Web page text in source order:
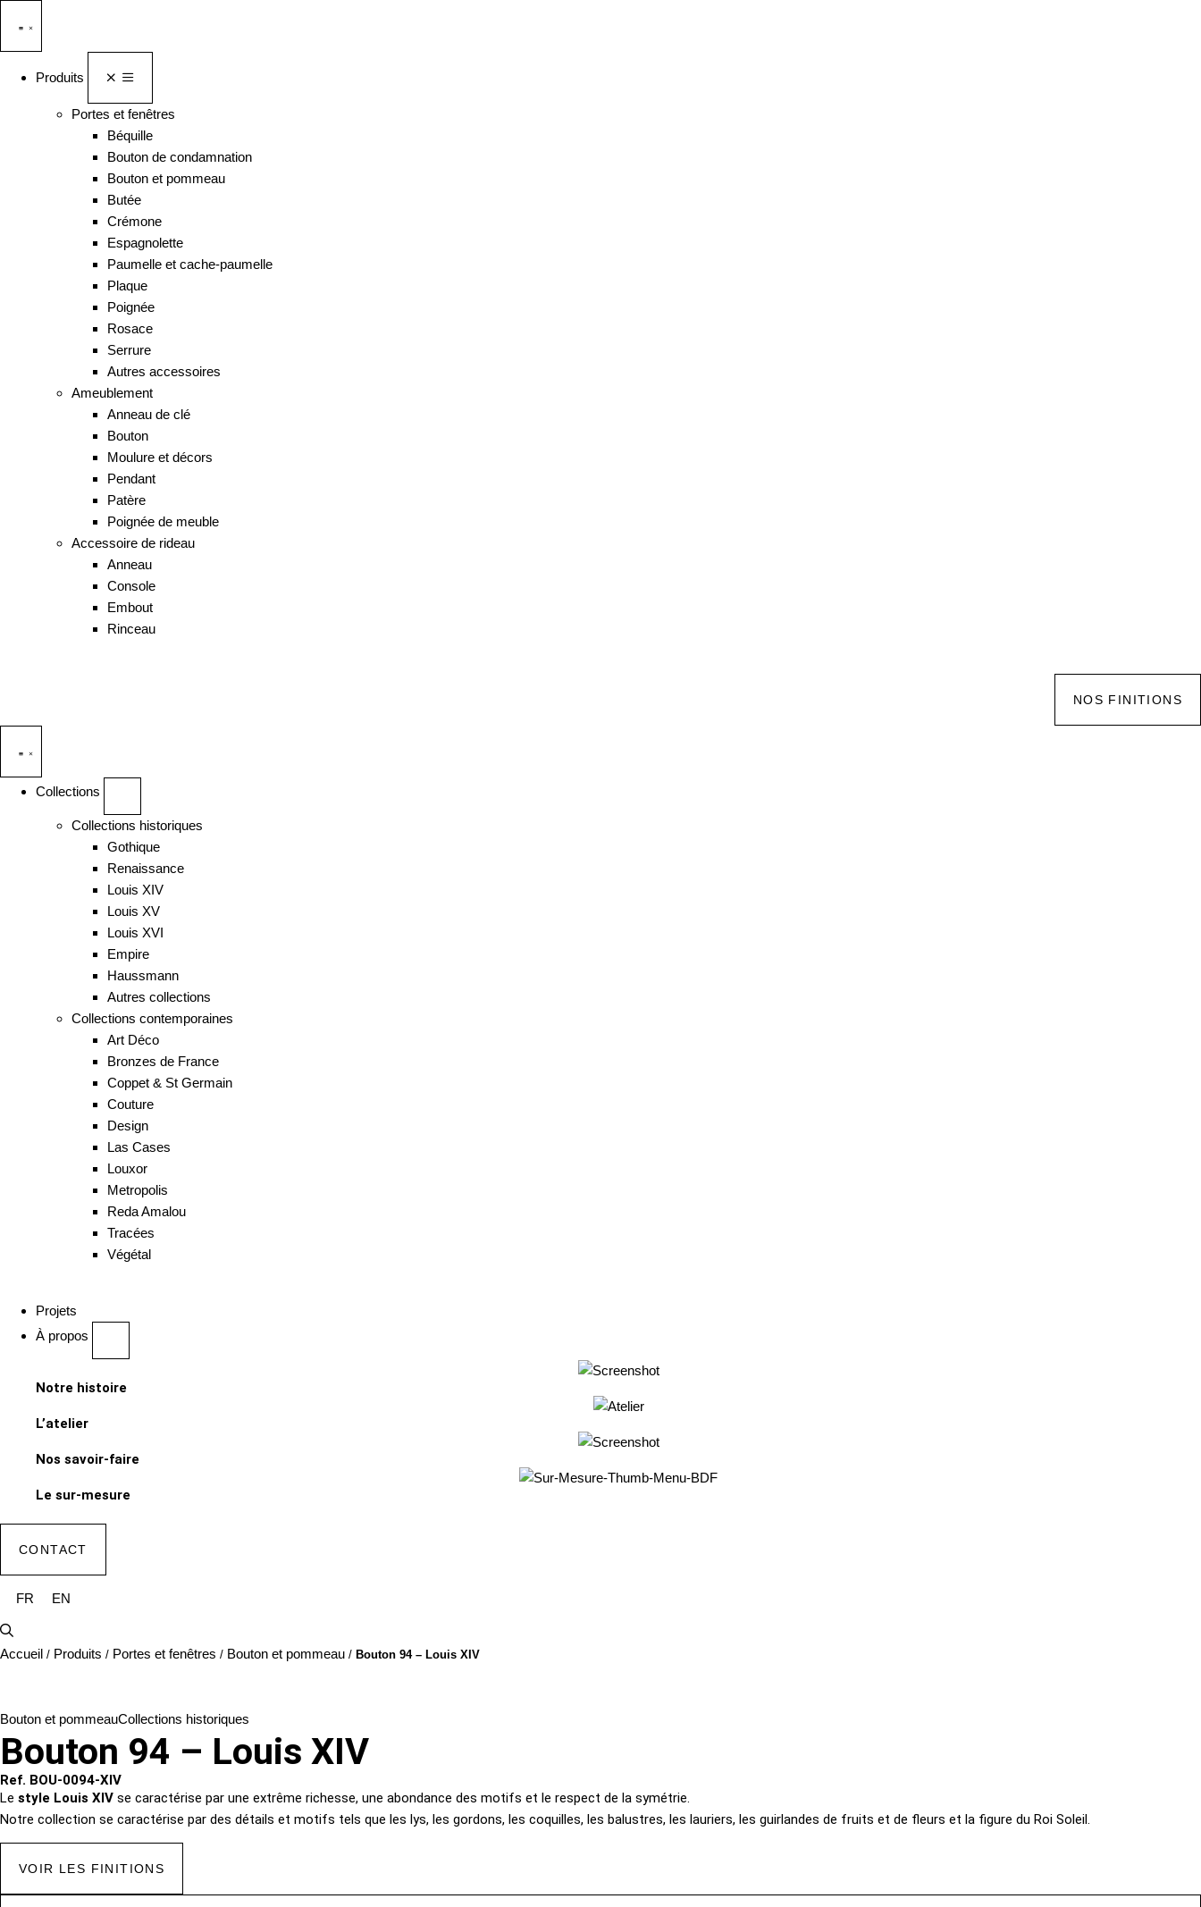
Produits
Portes et fenêtres
Béquille
Bouton de condamnation
Bouton et pommeau
Butée
Crémone
Espagnolette
Paumelle et cache-paumelle
Plaque
Poignée
Rosace
Serrure
Autres accessoires
Ameublement
Anneau de clé
Bouton
Moulure et décors
Pendant
Patère
Poignée de meuble
Accessoire de rideau
Anneau
Console
Embout
Rinceau
NOS FINITIONS
Collections
Collections historiques
Gothique
Renaissance
Louis XIV
Louis XV
Louis XVI
Empire
Haussmann
Autres collections
Collections contemporaines
Art Déco
Bronzes de France
Coppet & St Germain
Couture
Design
Las Cases
Louxor
Metropolis
Reda Amalou
Tracées
Végétal
Projets
À propos
Notre histoire
L’atelier
Nos savoir-faire
Le sur-mesure
CONTACT
FR EN
Accueil / Produits / Portes et fenêtres / Bouton et pommeau / Bouton 94 – Louis XIV
Bouton et pommeauCollections historiques
Bouton 94 – Louis XIV
Ref. BOU-0094-XIV
Le style Louis XIV se caractérise par une extrême richesse, une abondance des motifs et le respect de la symétrie.
Notre collection se caractérise par des détails et motifs tels que les lys, les gordons, les coquilles, les balustres, les lauriers, les guirlandes de fruits et de fleurs et la figure du Roi Soleil.
VOIR LES FINITIONS